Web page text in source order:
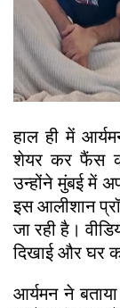
हाल ही में
शेयर कर फैंस
उन्होंने मुंबई में
इस आलीशान
जा रही है।
दिखाई और घर
आर्यमन ने